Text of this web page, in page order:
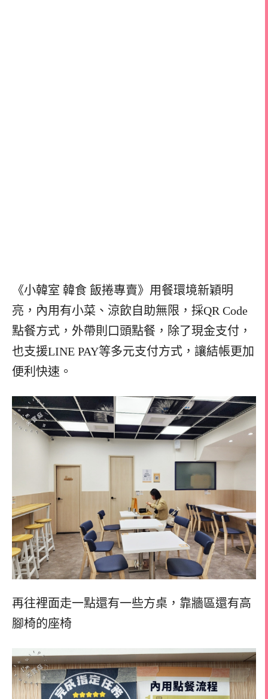
《小韓室 韓食 飯捲專賣》用餐環境新穎明
亮，內用有小菜、涼飲自助無限，採QR Code
點餐方式，外帶則口頭點餐，除了現金支付，
也支援LINE PAY等多元支付方式，讓結帳更加
便利快速。
再往裡面走一點還有一些方桌，靠牆區還有高
腳椅的座椅